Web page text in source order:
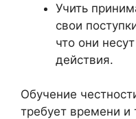
Учить
свои
что они
действия.
Обучение
требует времени и